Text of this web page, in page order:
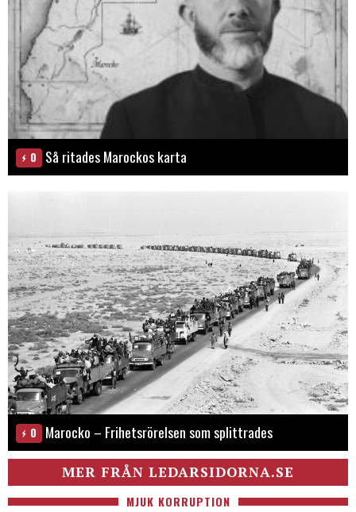
0 Så ritades Marockos karta
0 Marocko – Frihetsrörelsen som splittrades
MER FRÅN LEDARSIDORNA.SE
MJUK KORRUPTION